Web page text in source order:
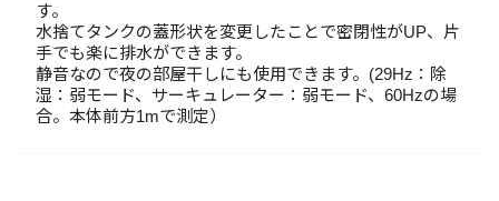
す。
水捨てタンクの蓋形状を変更したことで密閉性がUP、片
手でも楽に排水ができます。
静音なので夜の部屋干しにも使用できます。(29Hz：除
湿：弱モード、サーキュレーター：弱モード、60Hzの場
合。本体前方1mで測定）